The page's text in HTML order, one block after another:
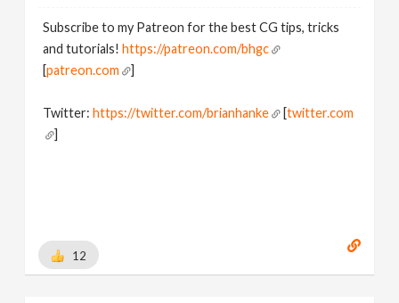
Subscribe to my Patreon for the best CG tips, tricks
and tutorials!https://patreon.com/bhgc
[patreon.com ]
Twitter:https://twitter.com/brianhanke [twitter.com
]
12